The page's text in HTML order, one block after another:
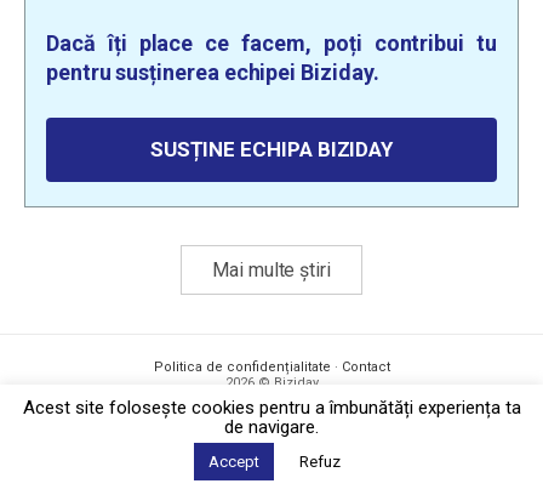
Dacă îți place ce facem, poți contribui tu
pentru susținerea echipei Biziday.
SUSȚINE ECHIPA BIZIDAY
Mai multe știri
Politica de confidențialitate · Contact
2026 © Biziday
Acest site foloseşte cookies pentru a îmbunătăți experiența ta
de navigare.
Accept Refuz